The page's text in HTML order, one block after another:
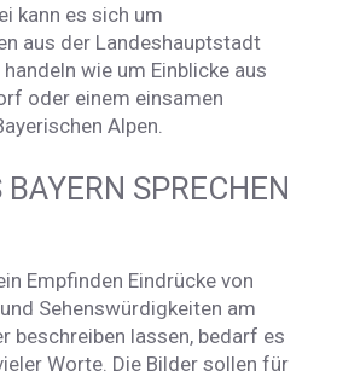
kann es sich um
aus der Landeshauptstadt
wie um Einblicke aus
oder einem einsamen
Alpen.
SPRECHEN
Empfinden Eindrücke von
Sehenswürdigkeiten am
beschreiben lassen, bedarf es
Worte. Die Bilder sollen für